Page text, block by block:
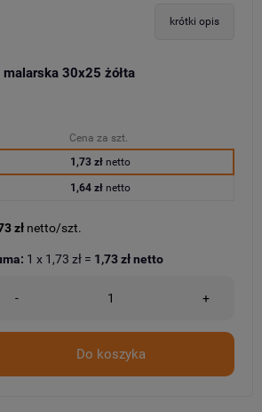
krótki opis
30x25 żółta
Cena za szt.
1,73 złnetto
1,64 złnetto
zł netto/szt.
- +
Do koszyka
1 x 1,73 zł = 1,73 złnetto